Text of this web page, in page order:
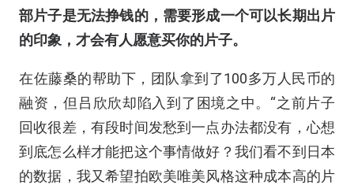
部片子是无法挣钱的，需要形成一个可以长期出片
的印象，才会有人愿意买你的片子。
在佐藤桑的帮助下，团队拿到了100多万人民币的
融资，但吕欣欣却陷入到了困境之中。“之前片子
回收很差，有段时间发愁到一点办法都没有，心想
到底怎么样才能把这个事情做好？我们看不到日本
的数据，我又希望拍欧美唯美风格这种成本高的片